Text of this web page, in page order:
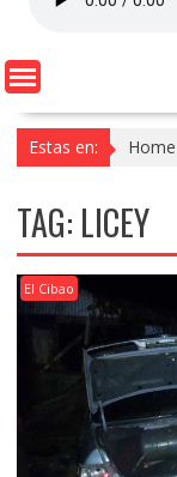
Estas en: Home
TAG: LICEY
El Cibao